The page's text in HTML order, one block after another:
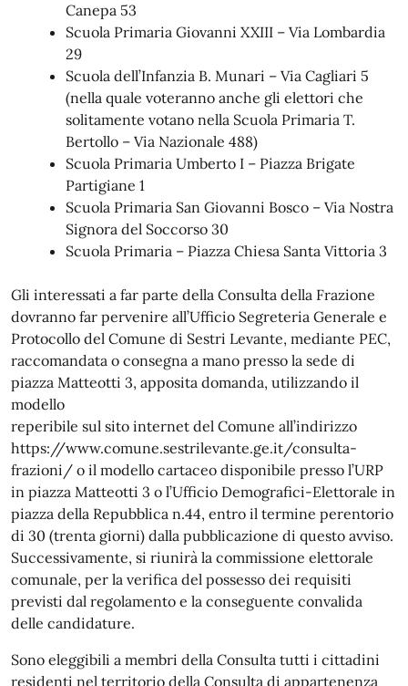
Canepa 53
Scuola Primaria Giovanni XXIII – Via Lombardia
29
Scuola dell’Infanzia B. Munari – Via Cagliari 5
(nella quale voteranno anche gli elettori che
solitamente votano nella Scuola Primaria T.
Bertollo – Via Nazionale 488)
Scuola Primaria Umberto I – Piazza Brigate
Partigiane 1
Scuola Primaria San Giovanni Bosco – Via Nostra
Signora del Soccorso 30
Scuola Primaria – Piazza Chiesa Santa Vittoria 3
Gli interessati a far parte della Consulta della Frazione
dovranno far pervenire all’Ufficio Segreteria Generale e
Protocollo del Comune di Sestri Levante, mediante PEC,
raccomandata o consegna a mano presso la sede di
piazza Matteotti 3, apposita domanda, utilizzando il
modello
reperibile sul sito internet del Comune all’indirizzo
https://www.comune.sestrilevante.ge.it/consulta-
frazioni/ o il modello cartaceo disponibile presso l’URP
in piazza Matteotti 3 o l’Ufficio Demografici-Elettorale in
piazza della Repubblica n.44, entro il termine perentorio
di 30 (trenta giorni) dalla pubblicazione di questo avviso.
Successivamente, si riunirà la commissione elettorale
comunale, per la verifica del possesso dei requisiti
previsti dal regolamento e la conseguente convalida
delle candidature.
Sono eleggibili a membri della Consulta tutti i cittadini
residenti nel territorio della Consulta di appartenenza